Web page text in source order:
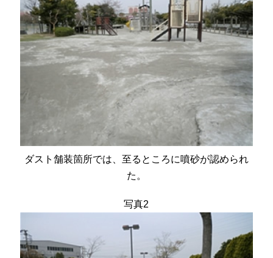
ダスト舗装箇所では、至るところに噴砂が認められ
た。
写真2